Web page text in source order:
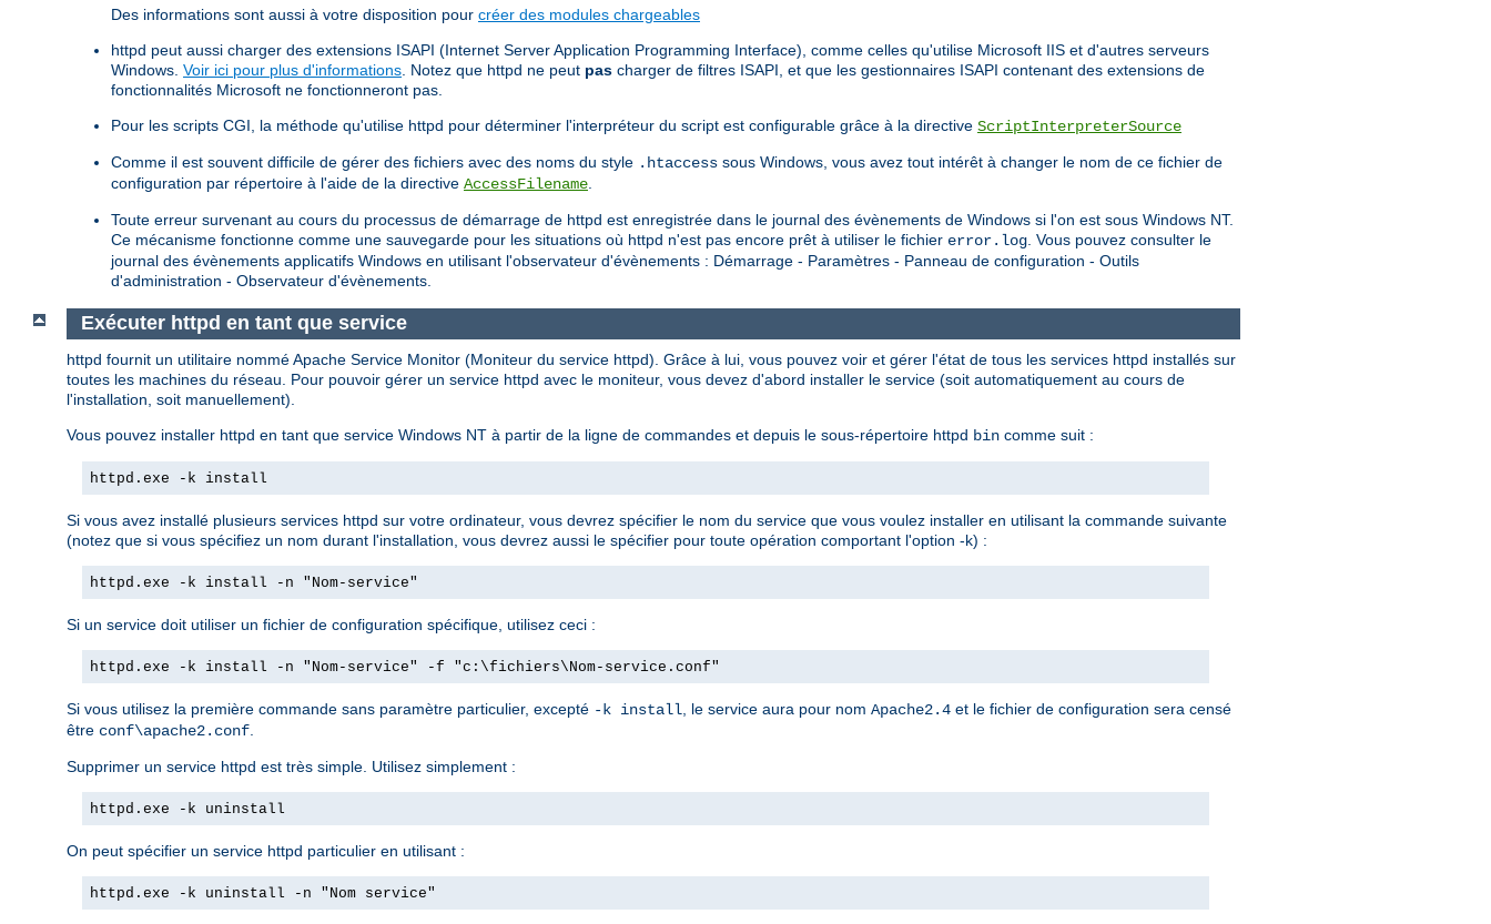
Des informations sont aussi à votre disposition pour créer des modules chargeables
httpd peut aussi charger des extensions ISAPI (Internet Server Application Programming Interface), comme celles qu'utilise Microsoft IIS et d'autres serveurs
Windows. Voir ici pour plus d'informations. Notez que httpd ne peut pas charger de filtres ISAPI, et que les gestionnaires ISAPI contenant des extensions de
fonctionnalités Microsoft ne fonctionneront pas.
Pour les scripts CGI, la méthode qu'utilise httpd pour déterminer l'interpréteur du script est configurable grâce à la directive ScriptInterpreterSource
Comme il est souvent difficile de gérer des fichiers avec des noms du style .htaccess sous Windows, vous avez tout intérêt à changer le nom de ce fichier de
configuration par répertoire à l'aide de la directive AccessFilename.
Toute erreur survenant au cours du processus de démarrage de httpd est enregistrée dans le journal des évènements de Windows si l'on est sous Windows NT.
Ce mécanisme fonctionne comme une sauvegarde pour les situations où httpd n'est pas encore prêt à utiliser le fichier error.log. Vous pouvez consulter le
journal des évènements applicatifs Windows en utilisant l'observateur d'évènements : Démarrage - Paramètres - Panneau de configuration - Outils
d'administration - Observateur d'évènements.
Exécuter httpd en tant que service
httpd fournit un utilitaire nommé Apache Service Monitor (Moniteur du service httpd). Grâce à lui, vous pouvez voir et gérer l'état de tous les services httpd installés sur
toutes les machines du réseau. Pour pouvoir gérer un service httpd avec le moniteur, vous devez d'abord installer le service (soit automatiquement au cours de
l'installation, soit manuellement).
Vous pouvez installer httpd en tant que service Windows NT à partir de la ligne de commandes et depuis le sous-répertoire httpd bin comme suit :
httpd.exe -k install
Si vous avez installé plusieurs services httpd sur votre ordinateur, vous devrez spécifier le nom du service que vous voulez installer en utilisant la commande suivante
(notez que si vous spécifiez un nom durant l'installation, vous devrez aussi le spécifier pour toute opération comportant l'option -k) :
httpd.exe -k install -n "Nom-service"
Si un service doit utiliser un fichier de configuration spécifique, utilisez ceci :
httpd.exe -k install -n "Nom-service" -f "c:\fichiers\Nom-service.conf"
Si vous utilisez la première commande sans paramètre particulier, excepté -k install , le service aura pour nom Apache2.4 et le fichier de configuration sera censé
être conf\apache2.conf
Supprimer un service httpd est très simple. Utilisez simplement :
httpd.exe -k uninstall
On peut spécifier un service httpd particulier en utilisant :
httpd.exe -k uninstall -n "Nom service"